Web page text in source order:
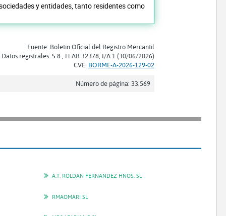
y entidades, tanto residentes como
Fuente: Boletín Oficial del Registro Mercantil
Datos registrales: S 8 , H AB 32378, I/A 1 (30/06/2026)
CVE: BORME-A-2026-129-02
Número de página: 33.569
A.T. ROLDAN FERNANDEZ HNOS. SL
RMAOMARI SL